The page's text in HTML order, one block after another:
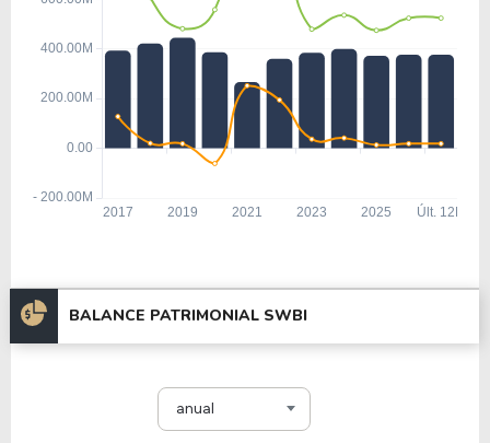
BALANCE PATRIMONIAL SWBI
anual